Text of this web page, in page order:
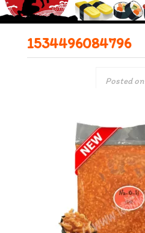
1534496084796
Posted on